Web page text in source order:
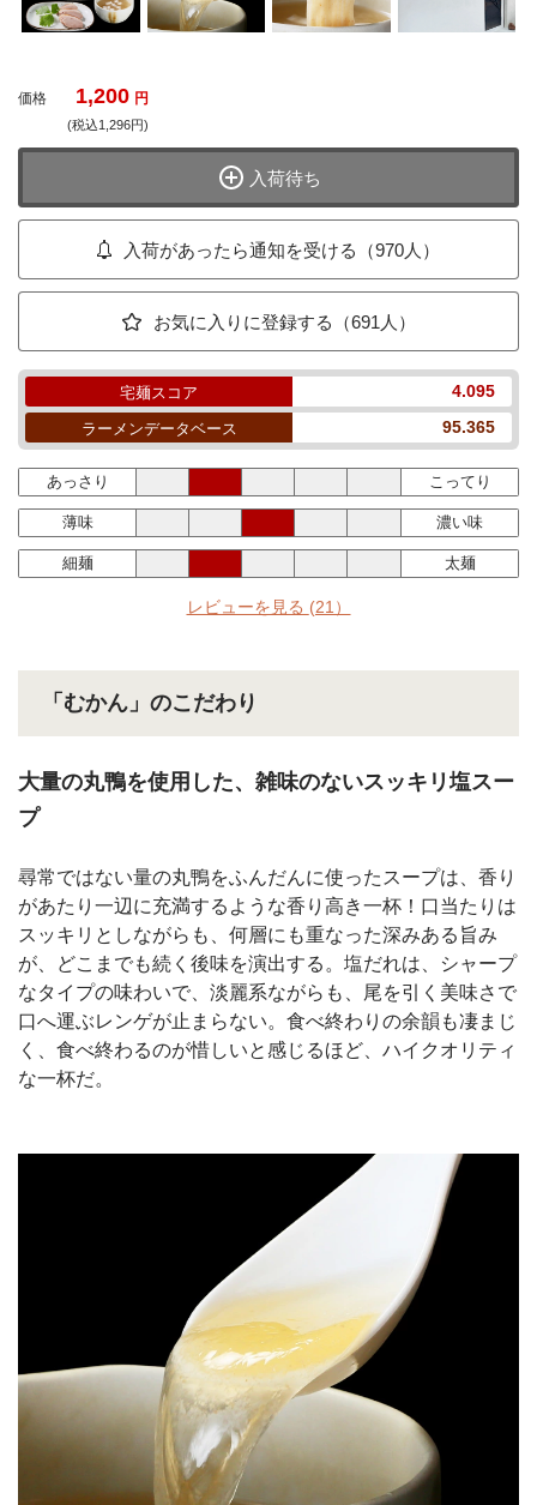
価格 1,200 円
(税込1,296円)
入荷待ち
入荷があったら通知を受ける（970人）
お気に入りに登録する（691人）
宅麺スコア 4.095
ラーメンデータベース 95.365
あっさり こってり
薄味 濃い味
細麺 太麺
レビューを見る (21）
「むかん」のこだわり
大量の丸鴨を使用した、雑味のないスッキリ塩スー
プ
尋常ではない量の丸鴨をふんだんに使ったスープは、香り
があたり一辺に充満するような香り高き一杯！口当たりは
スッキリとしながらも、何層にも重なった深みある旨み
が、どこまでも続く後味を演出する。塩だれは、シャープ
なタイプの味わいで、淡麗系ながらも、尾を引く美味さで
口へ運ぶレンゲが止まらない。食べ終わりの余韻も凄まじ
く、食べ終わるのが惜しいと感じるほど、ハイクオリティ
な一杯だ。